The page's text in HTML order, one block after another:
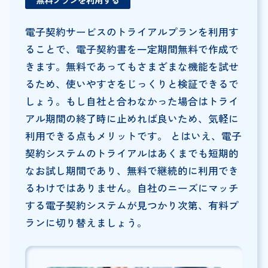
電子契約サービスのトライアルプランを利用す
ることで、電子契約書を一定期間無料で作成で
きます。無料であってもさまざまな機能を試せ
るため、使いやすさをじっくりと検証できるで
しょう。もし自社と合わなかった場合はトライ
アル期間の終了時に止めれば良いため、気軽に
利用できる点もメリットです。 とはいえ、電子
契約システムのトライアルはあくまでも短期的
なお試し期間であり、無料で継続的に利用でき
るわけではありません。自社のニーズにマッチ
する電子契約システムが見つかり次第、有料プ
ランに切り替えましょう。